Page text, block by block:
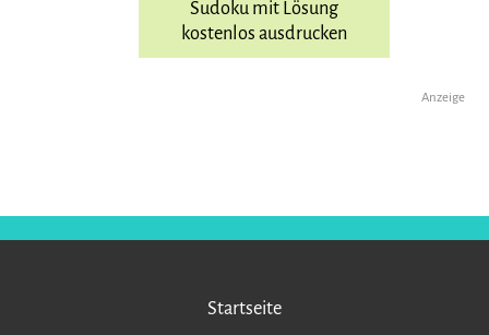
Sudoku mit Lösung
kostenlos ausdrucken
Anzeige
Startseite